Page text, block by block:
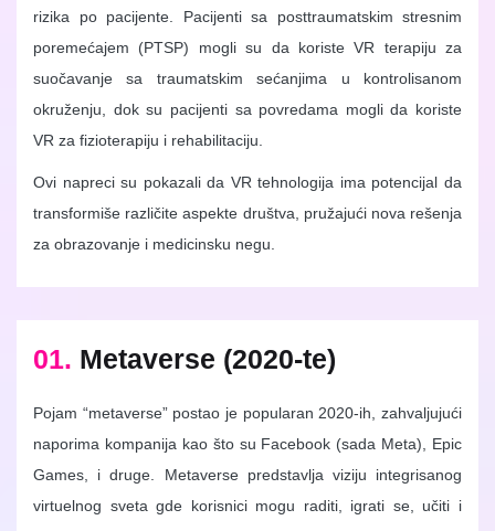
rizika po pacijente. Pacijenti sa posttraumatskim stresnim
poremećajem (PTSP) mogli su da koriste VR terapiju za
suočavanje sa traumatskim sećanjima u kontrolisanom
okruženju, dok su pacijenti sa povredama mogli da koriste
VR za fizioterapiju i rehabilitaciju.
Ovi napreci su pokazali da VR tehnologija ima potencijal da
transformiše različite aspekte društva, pružajući nova rešenja
za obrazovanje i medicinsku negu.
01. Metaverse (2020-te)
Pojam “metaverse” postao je popularan 2020-ih, zahvaljujući
naporima kompanija kao što su Facebook (sada Meta), Epic
Games, i druge. Metaverse predstavlja viziju integrisanog
virtuelnog sveta gde korisnici mogu raditi, igrati se, učiti i